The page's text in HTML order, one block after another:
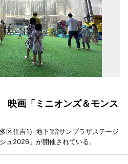
画「ミニオンズ＆モンス
区住吉1）地下1階サンプラザステージ
ュ2026」が開催されている。